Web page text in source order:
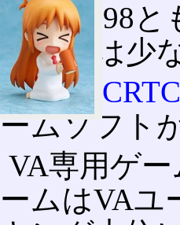
88とも98
ソフトは少
また、 CRTC
ームソフト
VA専用ゲ
ームはVAユ